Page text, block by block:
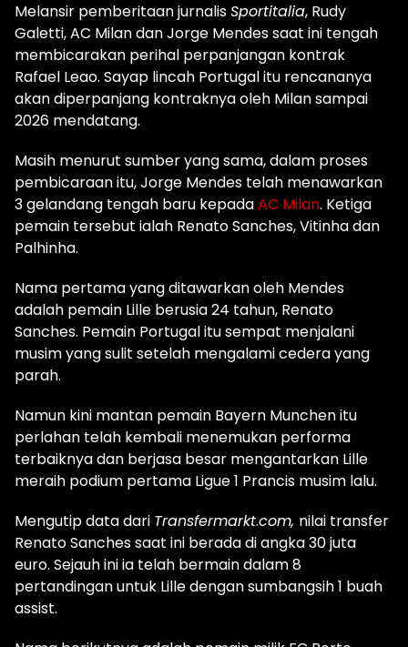
Melansir pemberitaan jurnalisSportitalia, Rudy
Galetti, AC Milan dan Jorge Mendes saat ini tengah
membicarakan perihal perpanjangan kontrak
Rafael Leao. Sayap lincah Portugal itu rencananya
akan diperpanjang kontraknya oleh Milan sampai
2026 mendatang.
Masih menurut sumber yang sama, dalam proses
pembicaraan itu, Jorge Mendes telah menawarkan
3 gelandang tengah baru kepadaAC Milan. Ketiga
pemain tersebut ialah Renato Sanches, Vitinha dan
Palhinha.
Nama pertama yang ditawarkan oleh Mendes
adalah pemain Lille berusia 24 tahun, Renato
Sanches. Pemain Portugal itu sempat menjalani
musim yang sulit setelah mengalami cedera yang
parah.
Namun kini mantan pemain Bayern Munchen itu
perlahan telah kembali menemukan performa
terbaiknya dan berjasa besar mengantarkan Lille
meraih podium pertama Ligue 1 Prancis musim lalu.
Mengutip data dari Transfermarkt.com, nilai transfer
Renato Sanches saat ini berada di angka 30 juta
euro. Sejauh ini ia telah bermain dalam 8
pertandingan untuk Lille dengan sumbangsih 1 buah
assist.